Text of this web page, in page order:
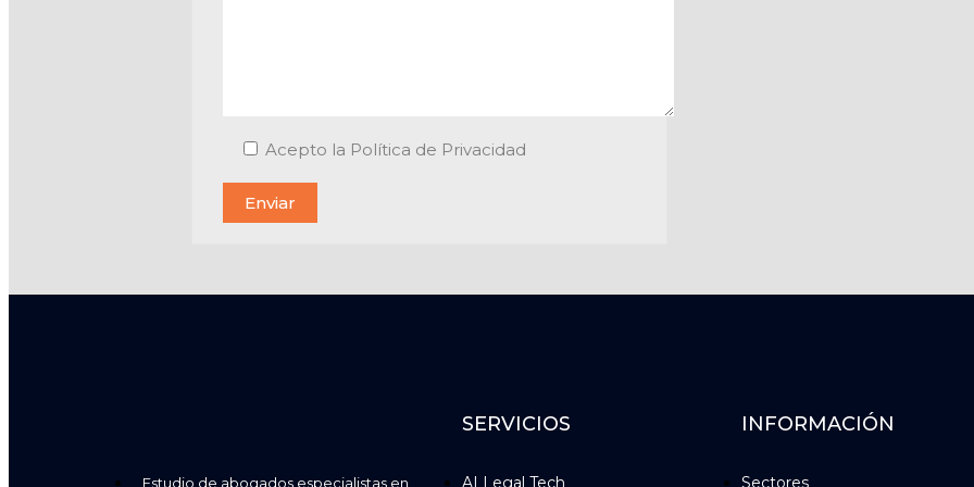
Acepto la Política de Privacidad
Estudio de abogados especialistas en
SERVICIOS
AI Legal Tech
INFORMACIÓN
Sectores